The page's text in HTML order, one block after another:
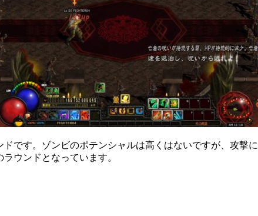
です。ゾンビのポテンシャルは高くはないですが、攻撃
ウンドとなっています。